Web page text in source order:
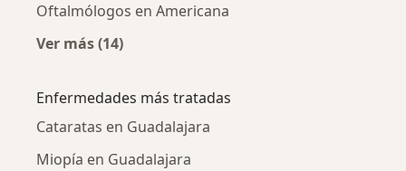
Oftalmólogos en Americana
Ver más (14)
Enfermedades más tratadas
Cataratas en Guadalajara
Miopía en Guadalajara